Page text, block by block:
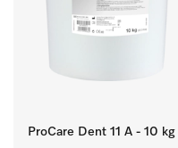
ProCare Dent 11 A - 10 kg